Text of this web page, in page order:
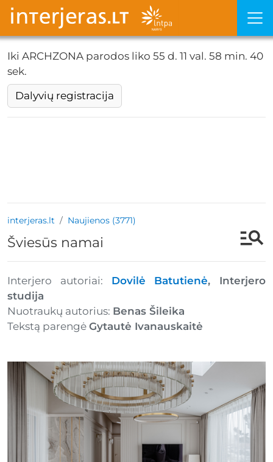
Iki ARCHZONA parodos liko 55 d. 11 val. 58 min. 39
sek.
Dalyvių registracija
interjeras.lt Naujienos (3771)
Šviesūs namai
Interjero autoriai: Dovilė Batutienė, Interjero
studija
Nuotraukų autorius: Benas Šileika
Tekstą parengė Gytautė Ivanauskaitė